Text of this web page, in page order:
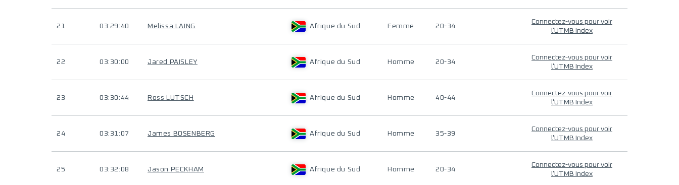
21 03:29:40 Melissa LAING Afrique du Sud Femme 20-34
Connectez-vous pour voir
l'UTMB Index
22 03:30:00 Jared PAISLEY Afrique du Sud Homme 20-34
Connectez-vous pour voir
l'UTMB Index
23 03:30:44 Ross LUTSCH Afrique du Sud Homme 40-44
Connectez-vous pour voir
l'UTMB Index
24 03:31:07 James BOSENBERG Afrique du Sud Homme 35-39
Connectez-vous pour voir
l'UTMB Index
25 03:32:08 Jason PECKHAM Afrique du Sud Homme 20-34
Connectez-vous pour voir
l'UTMB Index